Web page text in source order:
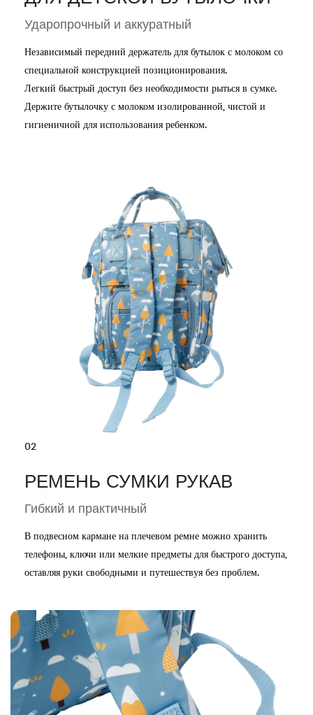
Ударопрочный и аккуратный
Независимый передний держатель для бутылок с молоком со
специальной конструкцией позиционирования.
Легкий быстрый доступ без необходимости рыться в сумке.
Держите бутылочку с молоком изолированной, чистой и
гигиеничной для использования ребенком.
02
РЕМЕНЬ СУМКИ РУКАВ
Гибкий и практичный
В подвесном кармане на плечевом ремне можно хранить
телефоны, ключи или мелкие предметы для быстрого доступа,
оставляя руки свободными и путешествуя без проблем.